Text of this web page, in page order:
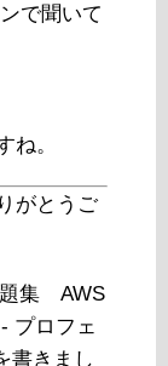
で聞いて
ね。
がとうご
題集 AWS
プロフェ
書きまし